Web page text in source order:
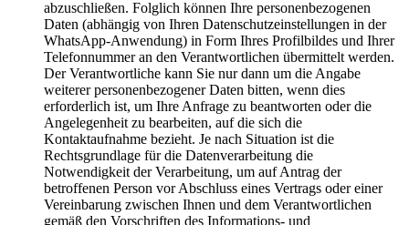
abzuschließen. Folglich können Ihre personenbezogenen
Daten (abhängig von Ihren Datenschutzeinstellungen in der
WhatsApp-Anwendung) in Form Ihres Profilbildes und Ihrer
Telefonnummer an den Verantwortlichen übermittelt werden.
Der Verantwortliche kann Sie nur dann um die Angabe
weiterer personenbezogener Daten bitten, wenn dies
erforderlich ist, um Ihre Anfrage zu beantworten oder die
Angelegenheit zu bearbeiten, auf die sich die
Kontaktaufnahme bezieht. Je nach Situation ist die
Rechtsgrundlage für die Datenverarbeitung die
Notwendigkeit der Verarbeitung, um auf Antrag der
betroffenen Person vor Abschluss eines Vertrags oder einer
Vereinbarung zwischen Ihnen und dem Verantwortlichen
gemäß den Vorschriften des Informations- und